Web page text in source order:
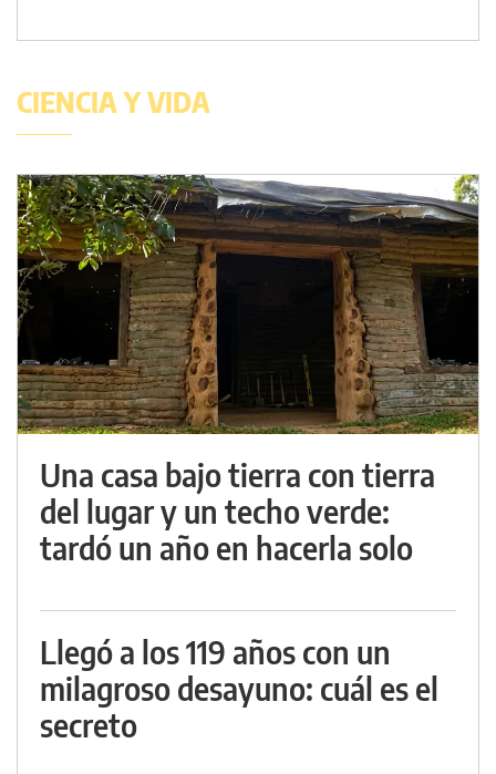
CIENCIA Y VIDA
Una casa bajo tierra con tierra
del lugar y un techo verde:
tardó un año en hacerla solo
Llegó a los 119 años con un
milagroso desayuno: cuál es el
secreto